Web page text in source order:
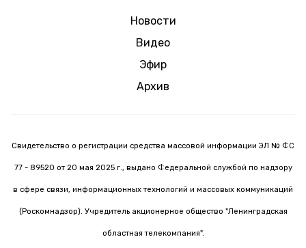
Новости
Видео
Эфир
Архив
Свидетельство о регистрации средства массовой информации ЭЛ № ФС
77 - 89520 от 20 мая 2025 г., выдано Федеральной службой по надзору
в сфере связи, информационных технологий и массовых коммуникаций
(Роскомнадзор). Учредитель акционерное общество "Ленинградская
областная телекомпания".